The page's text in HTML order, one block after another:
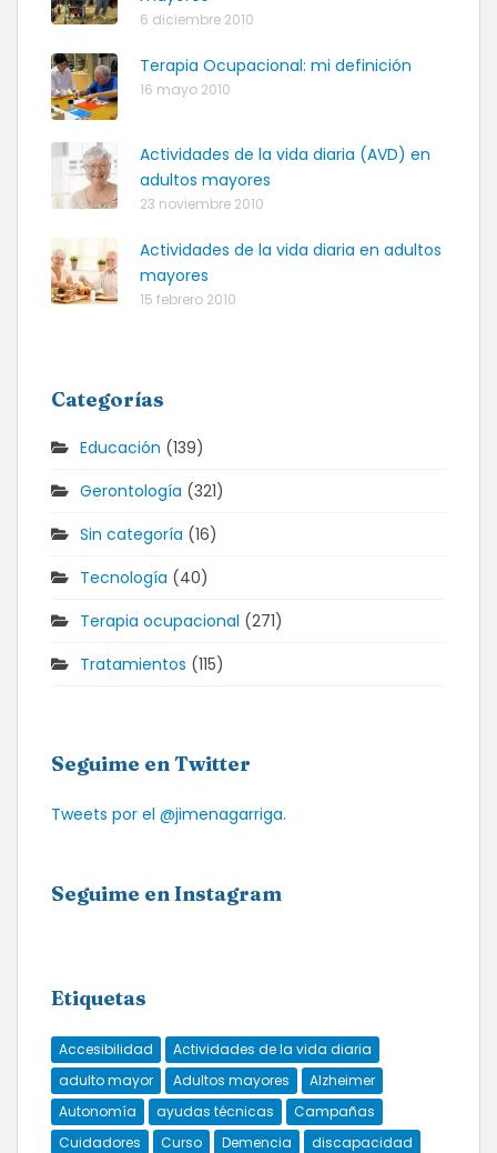
6 diciembre 2010
Terapia Ocupacional: mi definición
16 mayo 2010
Actividades de la vida diaria (AVD) en
adultos mayores
23 noviembre 2010
Actividades de la vida diaria en adultos
mayores
15 febrero 2010
Categorías
Educación (139)
Gerontología (321)
Sin categoría (16)
Tecnología (40)
Terapia ocupacional (271)
Tratamientos (115)
Seguime en Twitter
Tweets por el @jimenagarriga.
Seguime en Instagram
Etiquetas
Accesibilidad
Actividades de la vida diaria
adulto mayor
Adultos mayores
Alzheimer
Autonomía
ayudas técnicas
Campañas
Cuidadores
Curso Demencia
discapacidad